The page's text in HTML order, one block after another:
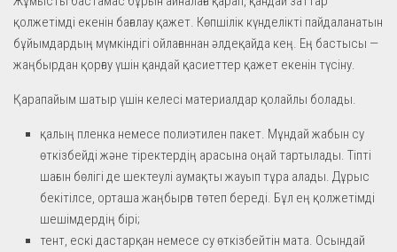
қолжетімді екенін бағалау қажет. Көпшілік күнделікті пайдаланатын
бұйымдардың мүмкіндігі ойлағаннан әлдеқайда кең. Ең бастысы —
жаңбырдан қорғау үшін қандай қасиеттер қажет екенін түсіну.
Қарапайым шатыр үшін келесі материалдар қолайлы болады.
қалың пленка немесе полиэтилен пакет. Мұндай жабын су
өткізбейді және тіректердің арасына оңай тартылады. Тіпті
шағын бөлігі де шектеулі аумақты жауып тұра алады. Дұрыс
бекітілсе, орташа жаңбырға төтеп береді. Бұл ең қолжетімді
шешімдердің бірі;
тент, ескі дастарқан немесе су өткізбейтін мата. Осындай